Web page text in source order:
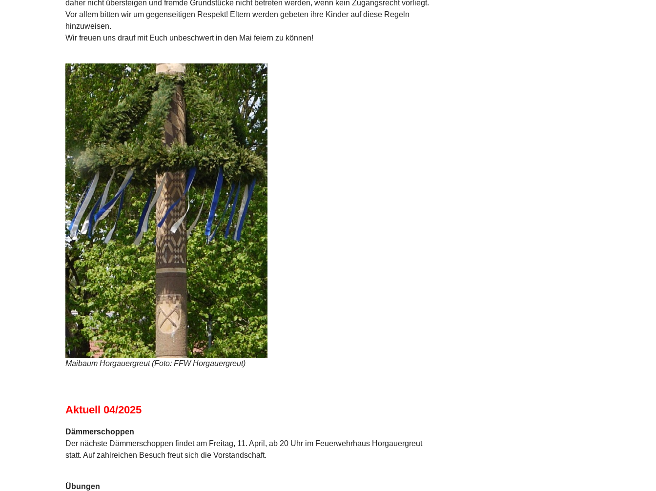
daher nicht übersteigen und fremde Grundstücke nicht betreten werden, wenn kein Zugangsrecht vorliegt.
Vor allem bitten wir um gegenseitigen Respekt! Eltern werden gebeten ihre Kinder auf diese Regeln
hinzuweisen.
Wir freuen uns drauf mit Euch unbeschwert in den Mai feiern zu können!
Maibaum Horgauergreut (Foto: FFW Horgauergreut)
Aktuell 04/2025
Dämmerschoppen
Der nächste Dämmerschoppen findet am Freitag, 11. April, ab 20 Uhr im Feuerwehrhaus Horgauergreut
statt. Auf zahlreichen Besuch freut sich die Vorstandschaft.
Übungen